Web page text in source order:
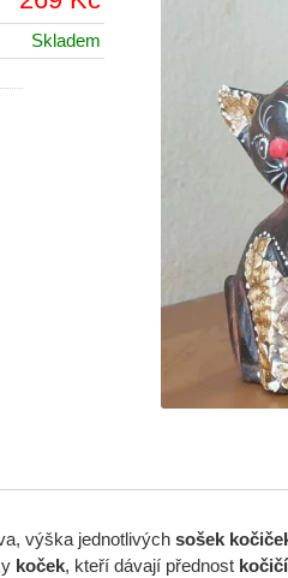
Skladem
výška jednotlivých sošek
koček, kteří dávají přednost